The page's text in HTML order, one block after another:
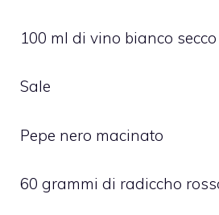
100 ml di vino bianco secco
Sale
Pepe nero macinato
60 grammi di radiccho